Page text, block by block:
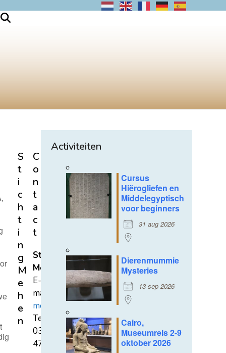
Activiteiten
Cursus
Hiërogliefen en
Middelegyptisch
voor beginners
31 aug 2026
Dierenmummie
Mysteries
13 sep 2026
Cairo,
Museumreis 2-9
oktober 2026
S
t
i
c
h
t
i
n
g
M
e
h
e
n
C
o
n
t
a
c
t
Stichting
Mehen
E-
mail:
mehen@hetnet.nl
Tel.:
0318-
471689